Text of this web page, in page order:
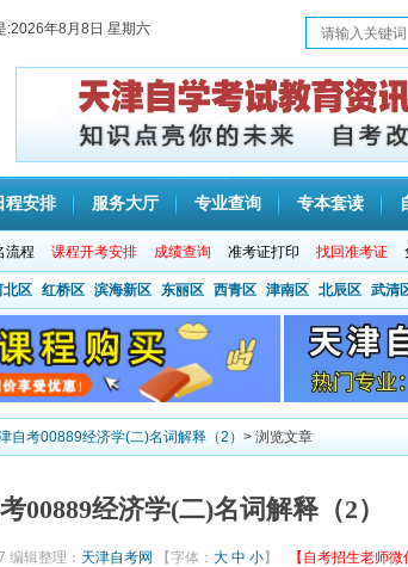
:2026年8月8日 星期六
程安排 服务大厅 专业查询 专本套读
流程 课程开考安排 成绩查询 准考证打印 找回准考证
北区 红桥区 滨海新区 东丽区 西青区 津南区 北辰区 武清
自考00889经济学(二)名词解释（2） > 浏览文章
00889经济学(二)名词解释（2）
编辑整理： 天津自考网 【字体： 大 中 小】 【自考招生老师微